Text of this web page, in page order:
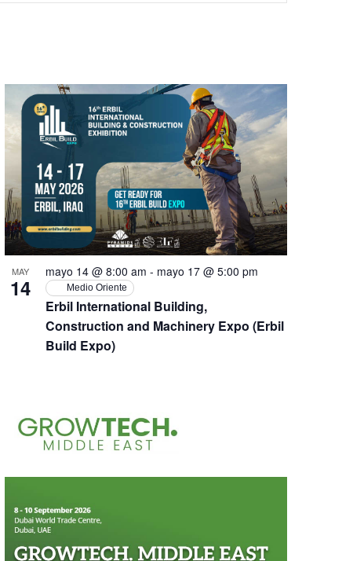
MAY
14
Erbil International Building,
Construction and Machinery Expo (Erbil
Build Expo)
mayo 14 @ 8:00 am - mayo 17 @ 5:00 pm
Medio Oriente